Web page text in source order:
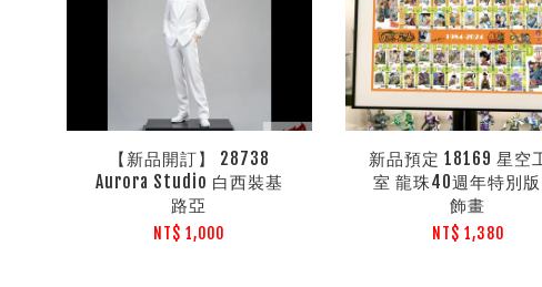
【新品開訂】 28738
Aurora Studio 白西裝基
路亞
NT$ 1,000
新品預定 18169 星空
室 龍珠40週年特別
飾畫
NT$ 1,380